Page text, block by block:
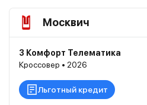
Москвич
3 Комфорт Телематика
Кроссовер • 2026
Льготный кредит